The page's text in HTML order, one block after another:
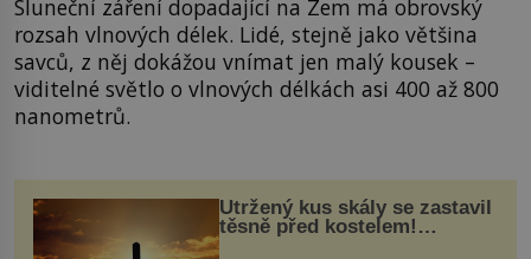
Sluneční záření dopadající na Zem má obrovský
rozsah vlnových délek. Lidé, stejně jako většina
savců, z něj dokážou vnímat jen malý kousek –
viditelné světlo o vlnových délkách asi 400 až 800
nanometrů.
Utržený kus skály se zastavil
těsně před kostelem!
Ochránila ho boží síla?